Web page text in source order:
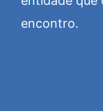
encontro.